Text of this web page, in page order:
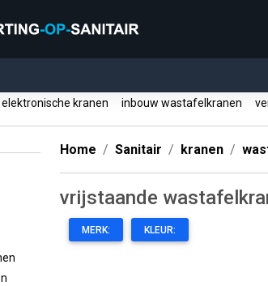
elektronische kranen inbouw wastafelkranen
Home Sanitair kranen
vrijstaande
MERK: KLEUR: